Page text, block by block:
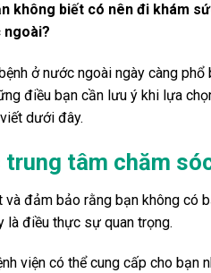
không biết có nên đi khám
ngoài?
ở nước ngoài ngày càng
điều bạn cần lưu ý khi lựa
dưới đây.
trung tâm chăm
đảm bảo rằng bạn không có
là điều thực sự quan trọng.
viện có thể cung cấp cho